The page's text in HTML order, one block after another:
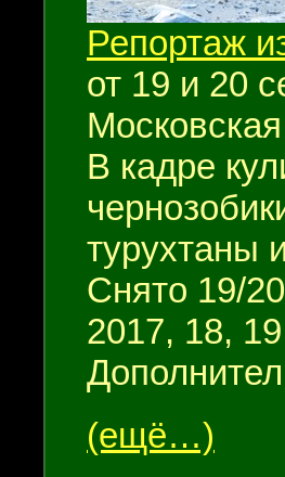
Репортаж
от 19 и 20
В кадре
турухтаны
Снято 19/
2017, 18, 19
(ещё…)